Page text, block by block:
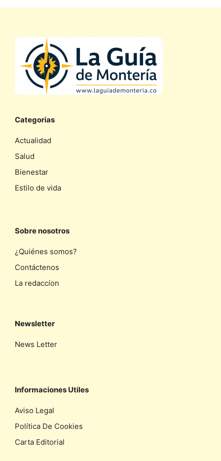
Categorias
Actualidad
Salud
Bienestar
Estilo de vida
Sobre nosotros
¿Quiénes somos?
Contáctenos
La redaccíon
Newsletter
News Letter
Informaciones Utiles
Aviso Legal
Política De Cookies
Carta Editorial